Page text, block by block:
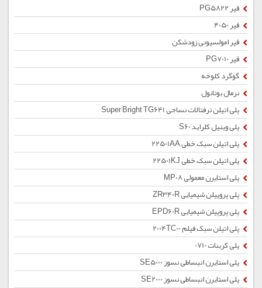
قیر PG5822
قیر 4050
قیر امولسیونی زودشکن
قیر PG7010
گوگرد کلوخه
نرمال بوتانول
پلی اتیلن ترفتالات نساجی Super Bright TG641
پلی وینیل کلراید S60
پلی اتیلن سبک خطی 22501AA
پلی اتیلن سبک خطی 22501KJ
پلی استایرن معمولی MP08
پلی پروپیلن شیمیایی ZR340R
پلی پروپیلن شیمیایی EPD60R
پلی اتیلن سبک فیلم 2004TC00
پلی کربنات 0710
پلی استایرن انبساطی نسوز SE5000
پلی استایرن انبساطی نسوز SE2000